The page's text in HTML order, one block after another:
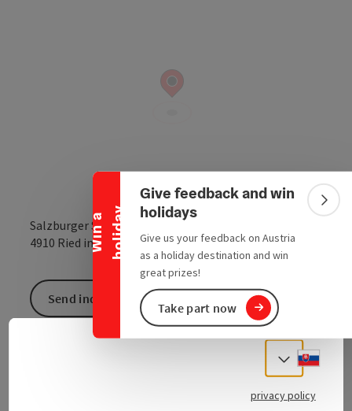
W
i
n
a
h
o
l
i
d
a y
Collapse banner
Give feedback and win
holidays
Give us your feedback on Austria
as a holiday destination and win
great prizes!
Take part now
Salzburger Straße 22
4910 Ried im Innkreis open in
Send inquiry
Select
privacy policy